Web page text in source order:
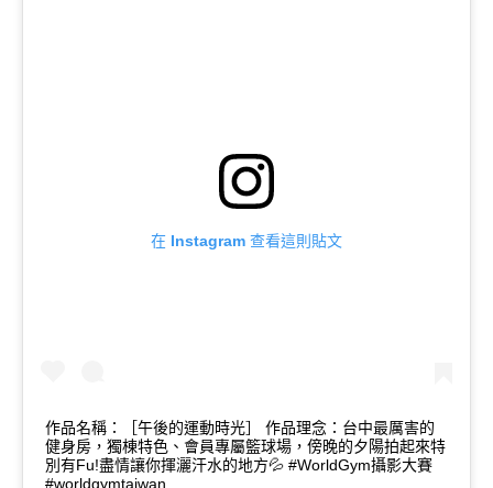
在 Instagram 查看這則貼文
作品名稱：［午後的運動時光］ 作品理念：台中最厲害的
健身房，獨棟特色、會員專屬籃球場，傍晚的夕陽拍起來特
別有Fu!盡情讓你揮灑汗水的地方💦 #WorldGym攝影大賽
#worldgymtaiwan